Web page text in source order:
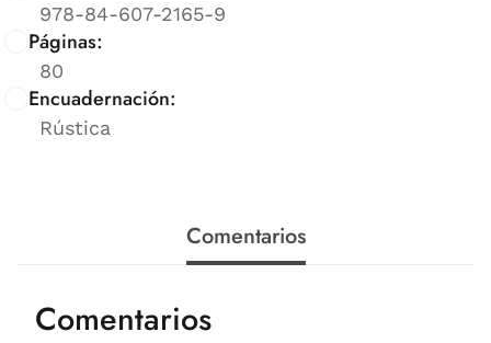
978-84-607-2165-9
Páginas:
80
Encuadernación:
Rústica
Comentarios
Comentarios